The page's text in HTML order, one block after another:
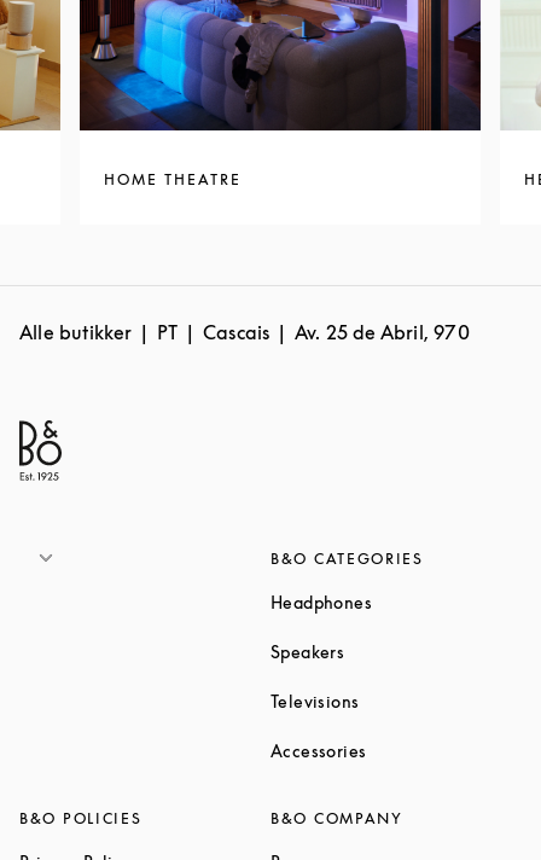
HOME THEATRE
Alle butikker PT Cascais Av. 25 de Abril, 970
B&O CATEGORIES
Headphones
Speakers
Televisions
Accessories
B&O POLICIES B&O COMPANY